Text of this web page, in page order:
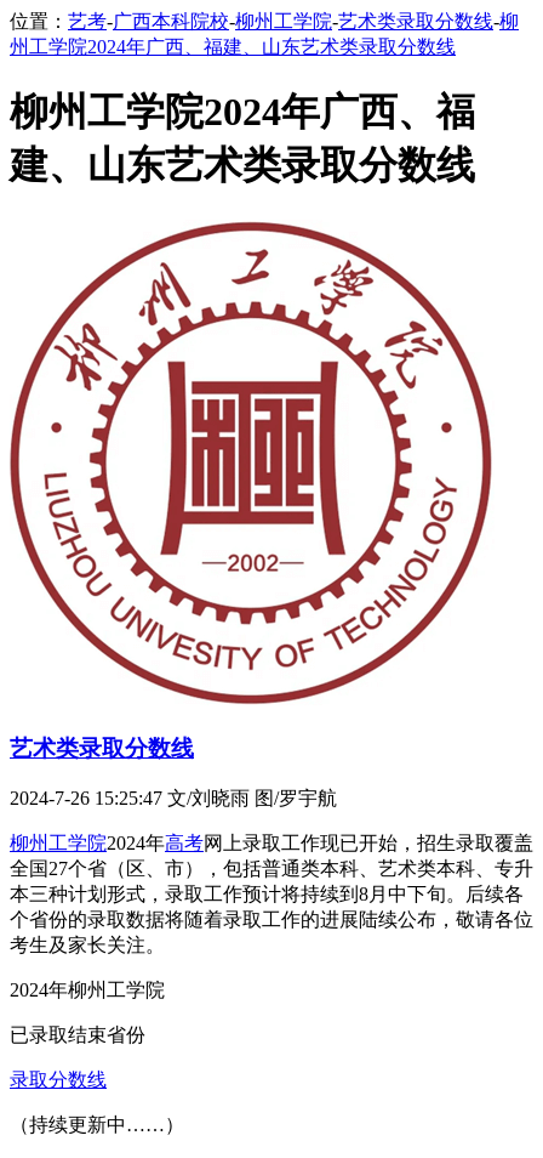
位置： 艺考-广西本科院校-柳州工学院-艺术类录取分数线-柳
州工学院2024年广西、福建、山东艺术类录取分数线
柳州工学院2024年广西、福
建、山东艺术类录取分数线
艺术类录取分数线
2024-7-26 15:25:47 文/刘晓雨 图/罗宇航
柳州工学院2024年高考网上录取工作现已开始，招生录取覆盖
全国27个省（区、市），包括普通类本科、艺术类本科、专升
本三种计划形式，录取工作预计将持续到8月中下旬。后续各
个省份的录取数据将随着录取工作的进展陆续公布，敬请各位
考生及家长关注。
2024年柳州工学院
已录取结束省份
录取分数线
（持续更新中……）